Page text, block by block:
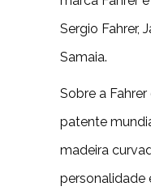
Sergio Fahrer,
Samaia.
Sobre a
patente
madeira
personalidade